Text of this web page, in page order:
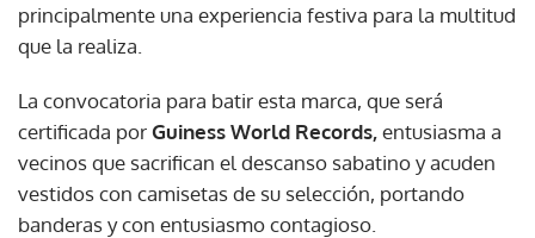
principalmente una experiencia festiva para la multitud
que la realiza.
La convocatoria para batir esta marca, que será
certificada porGuiness World Records,entusiasma a
vecinos que sacrifican el descanso sabatino y acuden
vestidos con camisetas de su selección, portando
banderas y con entusiasmo contagioso.